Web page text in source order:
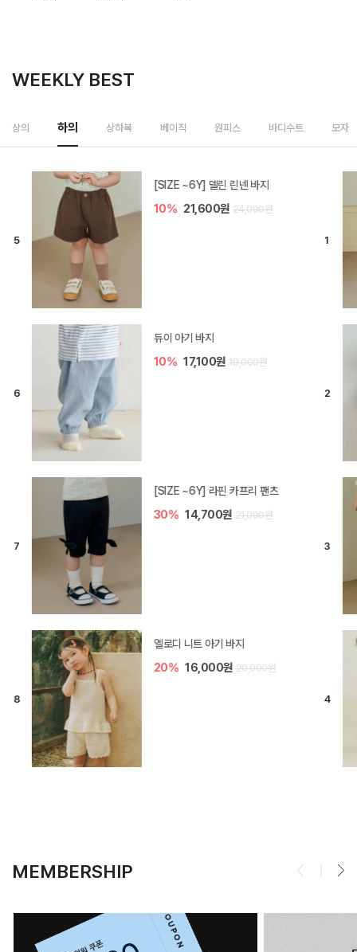
WEEKLY BEST
상의 하의 상하복 베이직 원피스 바디수트 모자
[SIZE ~6Y] 델린 린넨 바지
10% 21,600원 24,000원
듀이 아기 바지
10% 17,100원 19,000원
[SIZE ~6Y] 라핀 카프리 팬츠
30% 14,700원 21,000원
엘로디 니트 아기 바지
20% 16,000원 20,000원
MEMBERSHIP